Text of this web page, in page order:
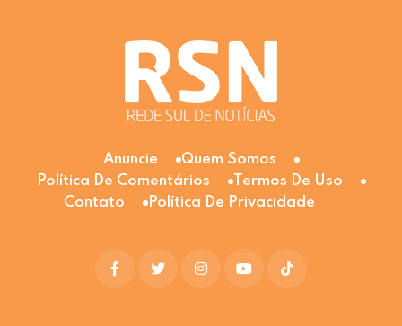
Anuncie
Quem Somos
Política De Comentários
Termos De Uso
Contato
Política De Privacidade